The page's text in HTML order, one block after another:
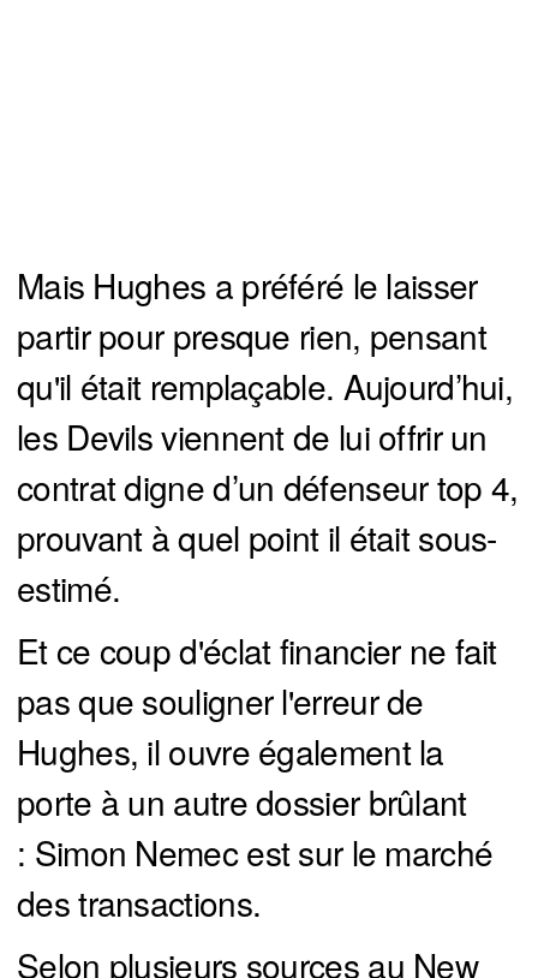
Mais Hughes a préféré le laisser
partir pour presque rien, pensant
qu'il était remplaçable. Aujourd’hui,
les Devils viennent de lui offrir un
contrat digne d’un défenseur top 4,
prouvant à quel point il était sous-
estimé.
Et ce coup d'éclat financier ne fait
pas que souligner l'erreur de
Hughes, il ouvre également la
porte à un autre dossier brûlant
: Simon Nemec est sur le marché
des transactions.
Selon plusieurs sources au New